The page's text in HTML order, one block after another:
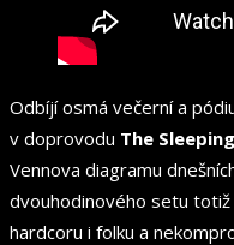
Odbíjí osmá večerní a
v doprovodu The
Vennova diagramu
dvouhodinového setu totiž
hardcoru i folku a